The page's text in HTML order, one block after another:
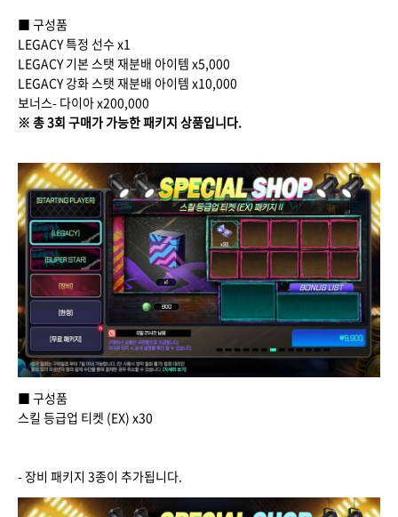
■ 구성품
LEGACY 특정 선수 x1
LEGACY 기본 스탯 재분배 아이템 x5,000
LEGACY 강화 스탯 재분배 아이템 x10,000
보너스- 다이아 x200,000
※ 총 3회 구매가 가능한 패키지 상품입니다.
■ 구성품
스킬 등급업 티켓 (EX) x30
- 장비 패키지 3종이 추가됩니다.